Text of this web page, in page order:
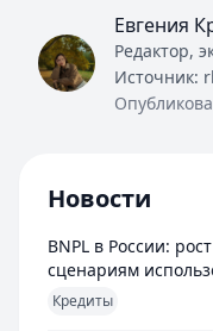
Евгения
Редактор,
Источник:
Новости
BNPL в России:
сценариям
Кредиты